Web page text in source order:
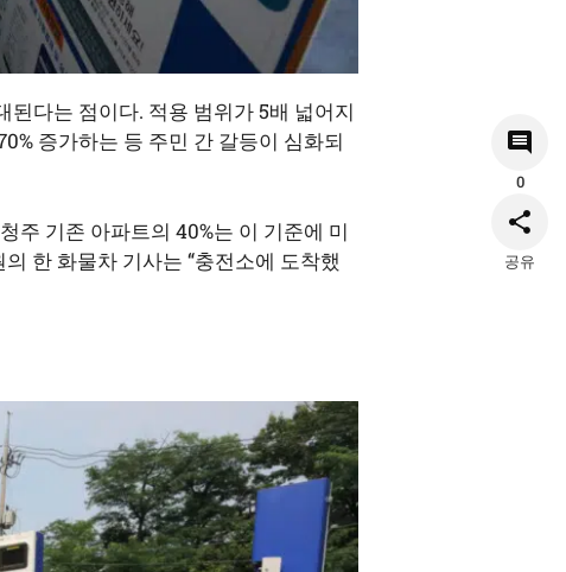
다는 점이다. 적용 범위가 5배 넓어지
증가하는 등 주민 간 갈등이 심화되
주 기존 아파트의 40%는 이 기준에 미
한 화물차 기사는 “충전소에 도착했
0
공유